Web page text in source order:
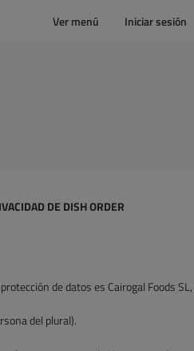
Ver menú Iniciar sesión
DE DISH ORDER
de datos es Cairogal Foods
del plural).